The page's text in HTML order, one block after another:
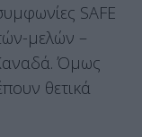
SAFE
μελών –
Όμως
θετικά